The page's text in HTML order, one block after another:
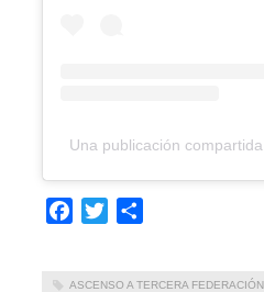
Una publicación
Facebook
Twitter
ASCENSO A TERCERA FEDERACIÓN